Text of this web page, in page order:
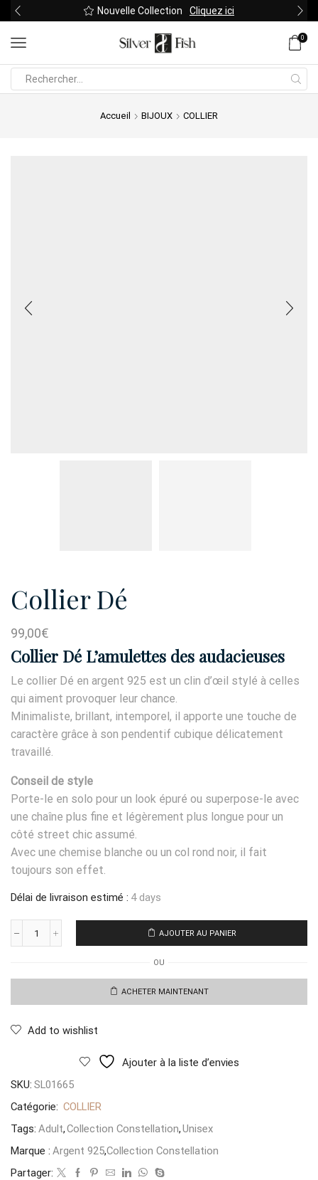
Nouvelle Collection Cliquez ici
0
Accueil BIJOUX COLLIER
Collier Dé
99,00€
Collier Dé L’amulettes des audacieuses
Le collier Dé en argent 925 est un clin d’œil stylé à celles
qui aiment provoquer leur chance.
Minimaliste, brillant, intemporel, il apporte une touche de
caractère grâce à son pendentif cubique délicatement
travaillé.
Conseil de style
Porte-le en solo pour un look épuré ou superpose-le avec
une chaîne plus fine et légèrement plus longue pour un
côté street chic assumé.
Avec une chemise blanche ou un col rond noir, il fait
toujours son effet.
Délai de livraison estimé : 4 days
quantité
Dé
AJOUTER AU PANIER
OU
ACHETER MAINTENANT
Add to wishlist
Ajouter à la liste d’envies
SKU: SL01665
Catégorie: COLLIER
Tags: Adult,Collection Constellation,Unisex
Marque : Argent 925,Collection Constellation
Partager: